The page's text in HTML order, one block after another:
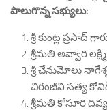
పాలుగొన్న సభ్యులు:
శ్రీ కుంట్ల ప్రసాద్
శ్రీమతి అవ్వారి
శ్రీ చేనుమోలు
చిరంజీవి సత్య
శ్రీమతి కోసూరి